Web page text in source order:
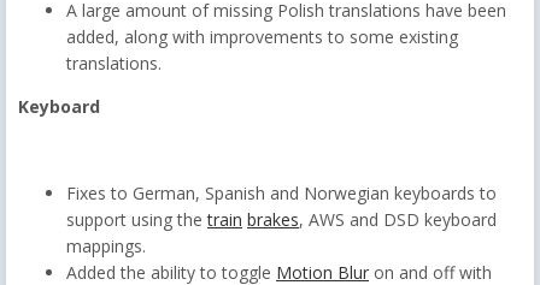
A large amount of missing Polish translations have been
added, along with improvements to some existing
translations.
Keyboard
Fixes to German, Spanish and Norwegian keyboards to
support using thetrain brakes, AWS and DSD keyboard
mappings.
Added the ability to toggle Motion Blur on and off with